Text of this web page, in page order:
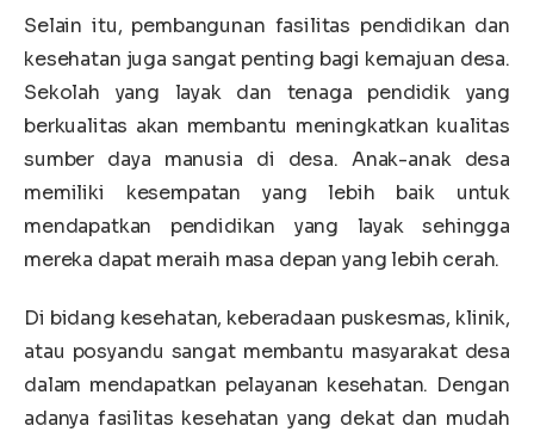
Selain itu, pembangunan fasilitas pendidikan dan
kesehatan juga sangat penting bagi kemajuan desa.
Sekolah yang layak dan tenaga pendidik yang
berkualitas akan membantu meningkatkan kualitas
sumber daya manusia di desa. Anak-anak desa
memiliki kesempatan yang lebih baik untuk
mendapatkan pendidikan yang layak sehingga
mereka dapat meraih masa depan yang lebih cerah.
Di bidang kesehatan, keberadaan puskesmas, klinik,
atau posyandu sangat membantu masyarakat desa
dalam mendapatkan pelayanan kesehatan. Dengan
adanya fasilitas kesehatan yang dekat dan mudah